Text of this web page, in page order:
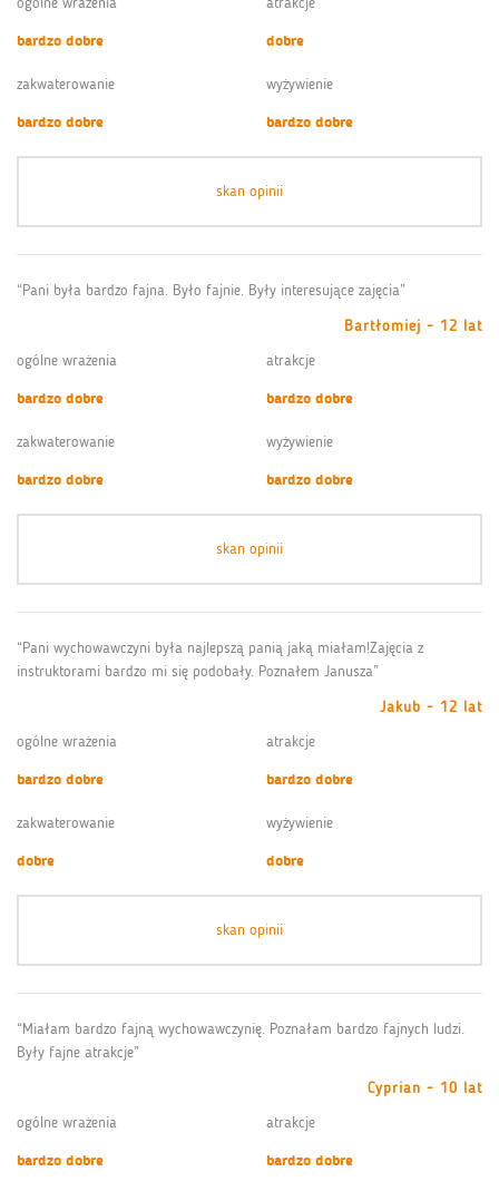
bardzo dobre
dobre
zakwaterowanie
bardzo dobre
wyżywienie
bardzo dobre
skan opinii
“Pani była bardzo fajna. Było fajnie. Były interesujące zajęcia”
Bartłomiej - 12 lat
ogólne wrażenia
bardzo dobre
atrakcje
bardzo dobre
zakwaterowanie
bardzo dobre
wyżywienie
bardzo dobre
skan opinii
“Pani wychowawczyni była najlepszą panią jaką miałam!Zajęcia z
instruktorami bardzo mi się podobały. Poznałem Janusza”
Jakub - 12 lat
ogólne wrażenia
bardzo dobre
atrakcje
bardzo dobre
zakwaterowanie
dobre
wyżywienie
dobre
skan opinii
“Miałam bardzo fajną wychowawczynię. Poznałam bardzo fajnych ludzi.
Były fajne atrakcje”
Cyprian - 10 lat
ogólne wrażenia
bardzo dobre
atrakcje
bardzo dobre